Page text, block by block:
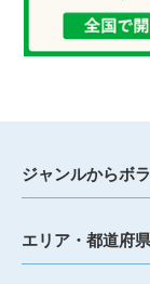
ジャンルからボ
エリア・都道府